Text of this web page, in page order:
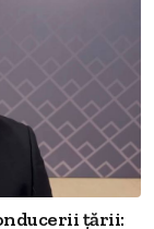
țării: